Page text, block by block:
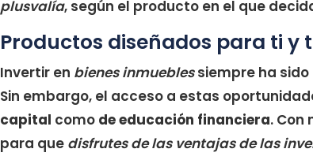
plusvalía, según el producto en el que
Productos diseñados para ti y
Invertir en bienes inmueblessiempre ha sido
Sin embargo, el acceso a estas
capital como de educación financiera. Con
para que disfrutes de las ventajas de las